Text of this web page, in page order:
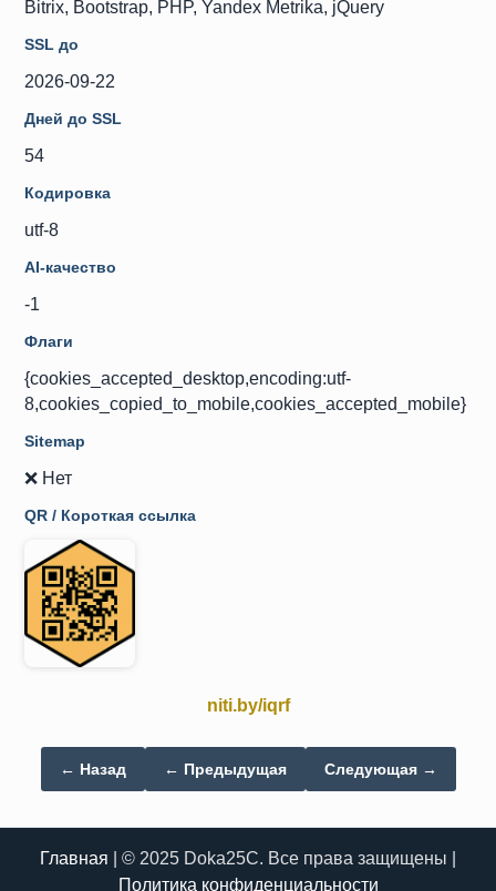
Bitrix, Bootstrap, PHP, Yandex Metrika, jQuery
SSL до
2026-09-22
Дней до SSL
54
Кодировка
utf-8
AI-качество
-1
Флаги
{cookies_accepted_desktop,encoding:utf-
8,cookies_copied_to_mobile,cookies_accepted_mobile}
Sitemap
❌ Нет
QR / Короткая ссылка
niti.by/iqrf
← Назад ← Предыдущая Следующая →
Главная | © 2025 Doka25C. Все права защищены |
Политика конфиденциальности